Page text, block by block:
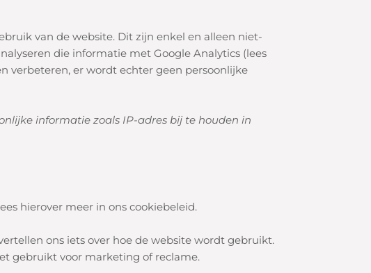
van de website. Dit zijn enkel en alleen niet-
die informatie met Google Analytics (lees
verbeteren, er wordt echter geen persoonlijke
informatie zoals IP-adres bij te houden in
hierover meer in ons cookiebeleid.
ons iets over hoe de website wordt gebruikt.
gebruikt voor marketing of reclame.